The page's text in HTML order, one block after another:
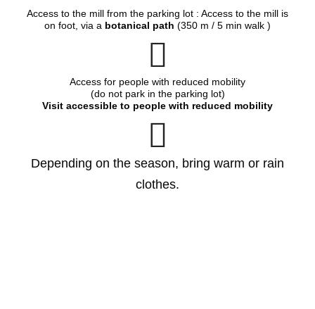
Access to the mill from the parking lot : Access to the mill is
on foot, via a botanical path (350 m / 5 min walk )
Access for people with reduced mobility
(do not park in the parking lot)
Visit accessible to people with reduced mobility
Depending on the season, bring warm or rain
clothes.